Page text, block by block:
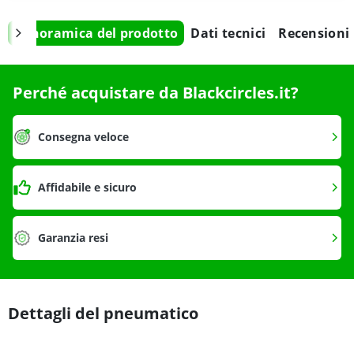
Panoramica del prodotto Dati tecnici Recensioni
Perché acquistare da Blackcircles.it?
Consegna veloce
Affidabile e sicuro
Garanzia resi
Dettagli del pneumatico